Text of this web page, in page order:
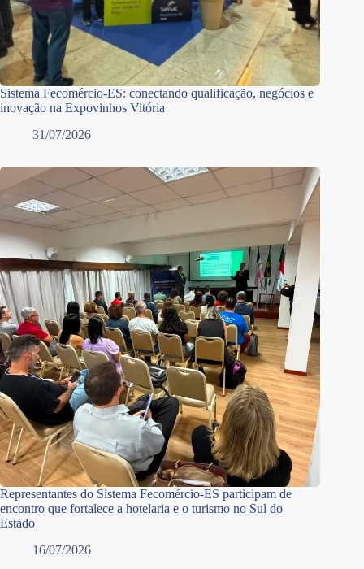
Sistema Fecomércio-ES: conectando qualificação, negócios e
inovação na Expovinhos Vitória
31/07/2026
Representantes do Sistema Fecomércio-ES participam de
encontro que fortalece a hotelaria e o turismo no Sul do
Estado
16/07/2026